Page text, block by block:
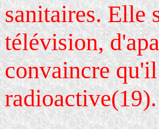
sanitaires. Elle
télévision,
convaincre
radioactive(19).